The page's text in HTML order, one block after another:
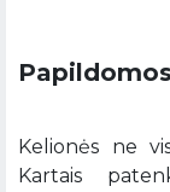
Kelionės ne
Kartais